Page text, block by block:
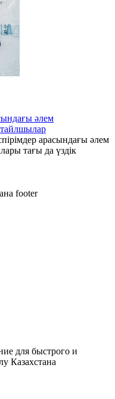
әлем
арасындағы әлем
тағы да үздік
для быстрого и
Казахстана